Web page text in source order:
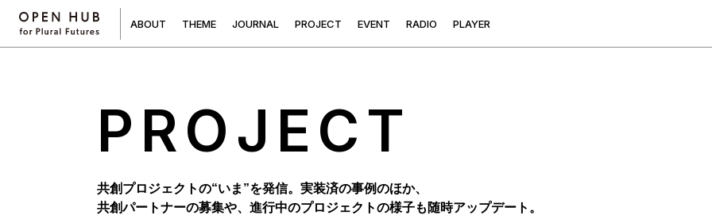
ABOUT THEME JOURNAL PROJECT EVENT RADIO PLAYER
PROJECT
共創プロジェクトの“いま”を発信。実装済の事例のほか、
共創パートナーの募集や、進行中のプロジェクトの様子も随時アップデート。